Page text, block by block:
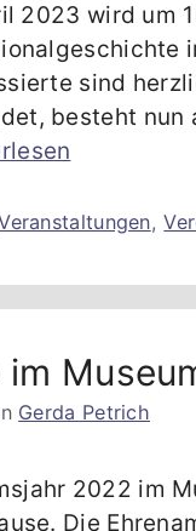
2023 wird um
sind
besteht nun
,
Gerda Petrich
2022 im
Die